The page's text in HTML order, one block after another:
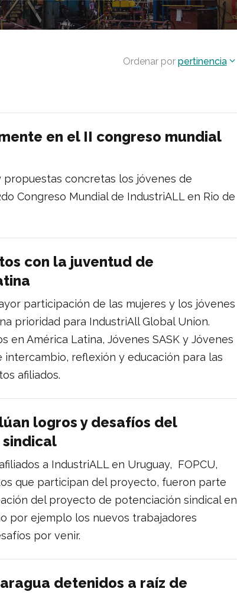
Ordenar por pertinencia
en el II congreso mundial
propuestas concretas los jóvenes de
Congreso Mundial de IndustriALL en Rio de
con la juventud de
participación de las mujeres y los jóvenes
prioridad para IndustriAll Global Union.
en América Latina, Jóvenes SASK y Jóvenes
intercambio, reflexión y educación para las
afiliados.
logros y desafíos del
a IndustriALL en Uruguay, FOPCU,
que participan del proyecto, fueron parte
del proyecto de potenciación sindical en
por ejemplo los nuevos trabajadores
por venir.
detenidos a raíz de